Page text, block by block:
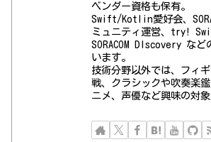
ベンダー資格も保有。
Swift/Kotlin愛好会、
ミュニティ運営、try!
SORACOM DIscovery な
います。
技術分野以外では、フィ
戦、クラシックや吹奏楽
ニメ、声優など興味の対象